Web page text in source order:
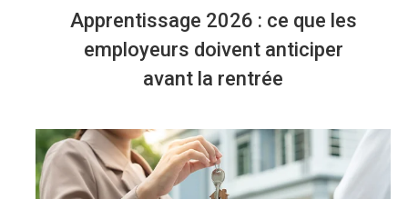
Apprentissage 2026 : ce que les
employeurs doivent anticiper
avant la rentrée